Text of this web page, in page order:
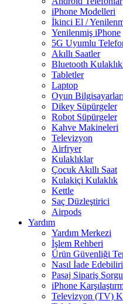
iPhone Modelleri
İkinci El /
Yenilenmiş iPhone
5G Uyumlu
Akıllı Saatler
Bluetooth
Tabletler
Laptop
Oyun Bilgisayarları
Dikey Süpürgeler
Robot Süpürgeler
Kahve Makineleri
Televizyon
Airfryer
Kulaklıklar
Çocuk Akıllı Saat
Kulakiçi Kulaklık
Kettle
Saç Düzleştirici
Airpods
Yardım
Yardım Merkezi
İşlem Rehberi
Ürün Güvenliği
Nasıl İade
Pasaj Sipariş
iPhone
Televizyon (TV)